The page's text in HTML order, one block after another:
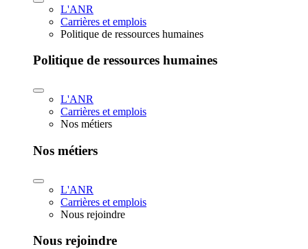
L'ANR
Carrières et emplois
Politique de ressources humaines
Politique de ressources humaines
L'ANR
Carrières et emplois
Nos métiers
Nos métiers
L'ANR
Carrières et emplois
Nous rejoindre
Nous rejoindre